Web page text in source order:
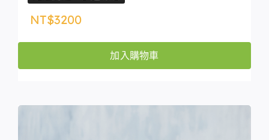
NT$3200
加入購物車